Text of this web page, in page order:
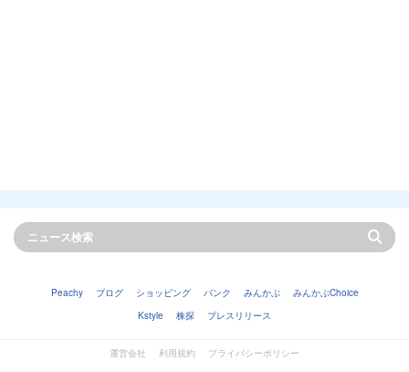
Peachy ブログ ショッピング バンク みんかぶ
みんかぶChoice
Kstyle
株探 プレスリリース
運営会社 利用規約
プライバシーポリシー